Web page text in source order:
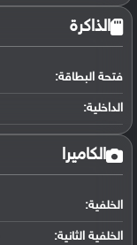
الذاكرة
فتحة البطاقة:
الداخلية:
الكاميرا
الخلفية:
الخلفية الثانية: